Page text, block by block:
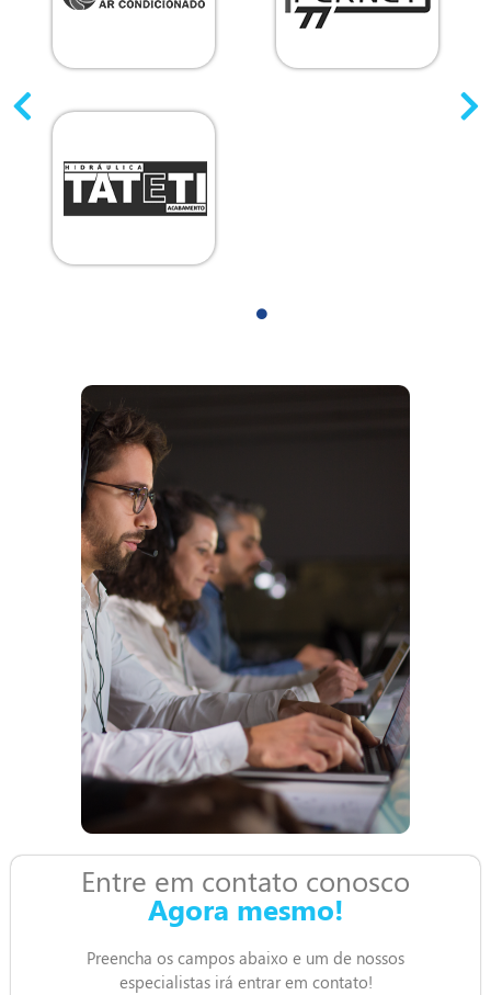
Entre em contato conosco
Agora mesmo!
Preencha os campos abaixo e um de nossos
especialistas irá entrar em contato!